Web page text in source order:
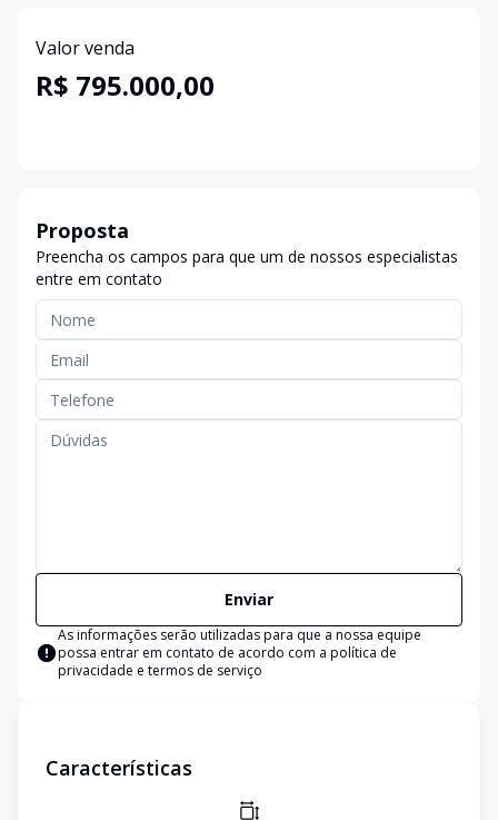
Valor venda
R$ 795.000,00
Proposta
Preencha os campos para que um de nossos especialistas
entre em contato
Enviar
As informações serão utilizadas para que a nossa equipe
possa entrar em contato de acordo com a política de
privacidade e termos de serviço
Características